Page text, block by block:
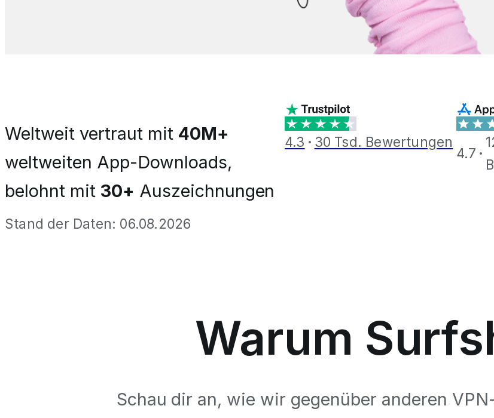
Weltweit vertraut mit 40M+
weltweiten App-Downloads,
belohnt mit 30+ Auszeichnungen
Stand der Daten: 06.08.2026
4.3 30 Tsd. Bewertungen
4.7
Warum
Schau dir an, wie wir gegenüber anderen